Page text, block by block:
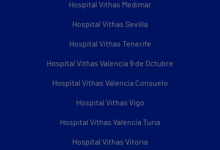
Hospital Vithas Medimar
Hospital Vithas Sevilla
Hospital Vithas Tenerife
Hospital Vithas Valencia 9 de Octubre
Hospital Vithas Valencia Consuelo
Hospital Vithas Vigo
Hospital Vithas Valencia Turia
Hospital Vithas Vitoria